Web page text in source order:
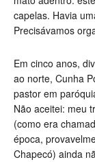
capelas. Havia
Precisávamos
Em cinco anos,
ao norte, Cunha
pastor em
Não aceitei: meu
(como era
época,
Chapecó) ainda